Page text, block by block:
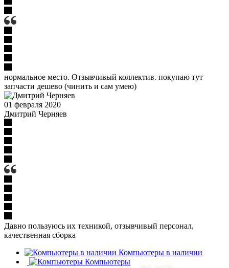
нормальное место. Отзывчивый коллектив. покупаю тут
запчасти дешево (чинить и сам умею)
01 февраля 2020
Дмитрий Черняев
Давно пользуюсь их техникой, отзывчивый персонал,
качественная сборка
Компьютеры в наличии
Компьютеры